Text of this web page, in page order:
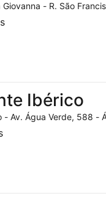
Giovanna - R. São
Ibérico
- Av. Água Verde, 588 -